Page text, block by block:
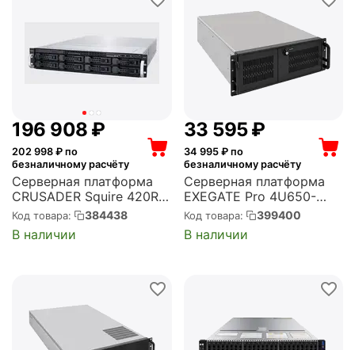
196 908 ₽
202 998 ₽ по
безналичному расчёту
Серверная платформа
CRUSADER Squire 420R
(Rack 2U, Silver 4210R (10
cores 2.40/3.20 GHz
13.75 MB), 1x32GB
Код товара: 384438
В наличии
33 595₽
34 995₽ по
безналичному расчёту
Серверная платформа
EXEGATE Pro 4U650-
010/4U4139L RM 19",
высота 4U, глубина 650,
Redundant БП 2x550W,
Код товара: 399400
В наличии